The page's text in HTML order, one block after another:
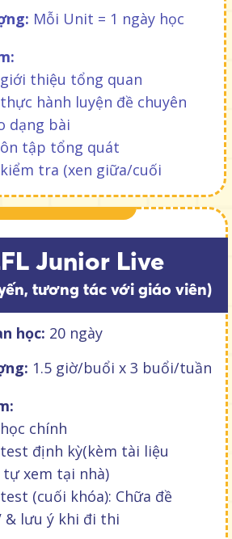
Mỗi Unit = 1 ngày học
thiệu tổng quan
hành luyện đề chuyên
dạng bài
tập tổng quát
tra (xen giữa/cuối
Junior Live
tương tác với giáo viên)
học: 20 ngày
1.5 giờ/buổi x 3 buổi/tuần
chính
định kỳ(kèm tài liệu
tự xem tại nhà)
(cuối khóa): Chữa đề
& lưu ý khi đi thi